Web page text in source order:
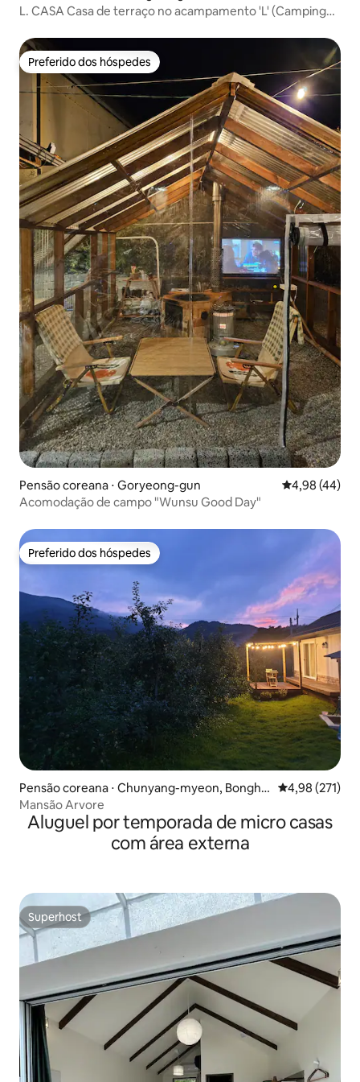
L. CASA Casa de terraço no acampamento 'L' (Camping
Preferido dos hóspedes
Preferido dos hóspedes
Pensão coreana ⋅ Goryeong-gun 4,98 de uma
4,98 (44)
Acomodação de campo "Wunsu Good Day"
Preferido dos hóspedes
Preferido dos hóspedes
Pensão coreana ⋅ Chunyang-myeon, Bonghw
a-gun
4,98 de uma
4,98 (271)
Mansão Arvore
Aluguel por temporada de micro casas
com área externa
Superhost
Superhost